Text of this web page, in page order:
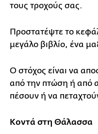
τους τροχούς σας.
Προστατέψτε το
μεγάλο βιβλίο, ένα
Ο στόχος είναι να
από την πτώση ή από
πέσουν ή να
Κοντά στη Θάλασσα